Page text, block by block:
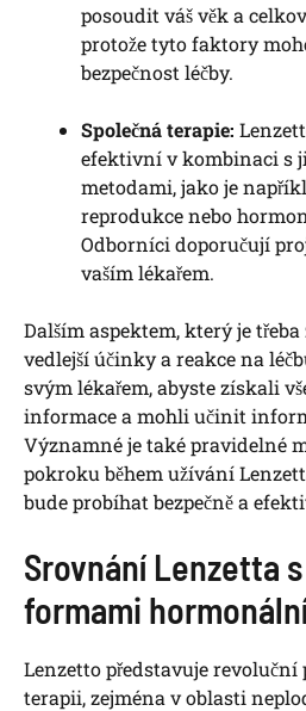
posoudit váš věk a
protože tyto faktory
bezpečnost léčby.
Společná terapie:
efektivní v kombinaci s
metodami, jako je
reprodukce nebo
Odborníci doporučují
vaším lékařem.
Dalším aspektem, který je
vedlejší účinky a reakce na
svým lékařem, abyste získali
informace a mohli učinit
Významné je také pravidelné
pokroku během užívání
bude probíhat bezpečně a
Srovnání Lenzetta
formami
Lenzetto představuje
terapii, zejména v oblasti